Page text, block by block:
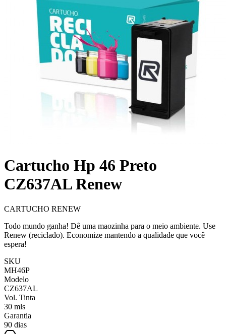
Cartucho Hp 46 Preto
CZ637AL Renew
CARTUCHO RENEW
Todo mundo ganha! Dê uma maozinha para o meio ambiente. Use
Renew (reciclado). Economize mantendo a qualidade que você
espera!
SKU
MH46P
Modelo
CZ637AL
Vol. Tinta
30 mls
Garantia
90 dias